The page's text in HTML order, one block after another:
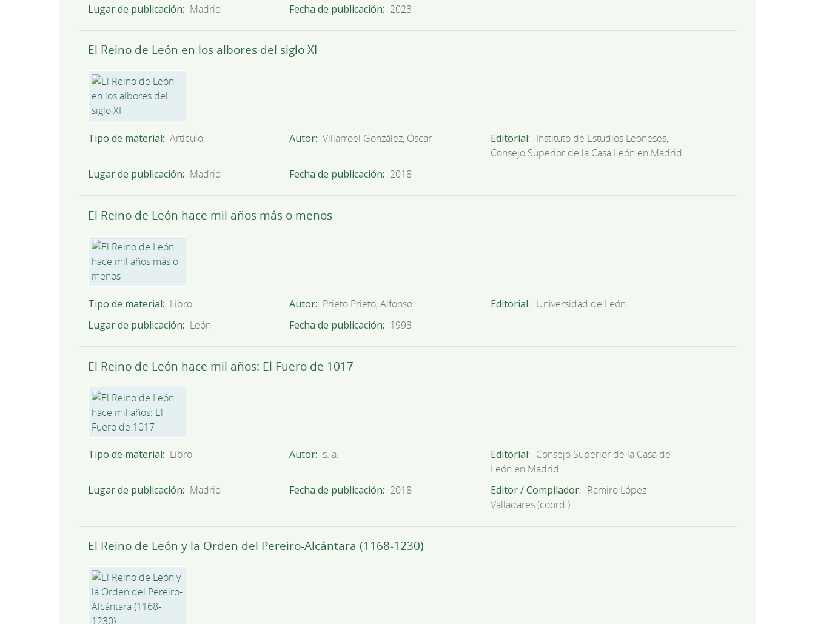
Lugar de publicación
Madrid Fecha de publicación 2023
El Reino de León en los albores del siglo XI
Tipo de material Artículo Autor Villarroel González, Óscar Editorial
Instituto de Estudios Leoneses,
Consejo Superior de la Casa León en Madrid
Lugar de publicación
Madrid Fecha de publicación 2018
El Reino de León hace mil años más o menos
Tipo de material Libro Autor Prieto Prieto, Alfonso Editorial
Universidad de León
Lugar de publicación
León Fecha de publicación 1993
El Reino de León hace mil años: El Fuero de 1017
Tipo de material Libro Autor s. a. Editorial
Consejo Superior de la Casa de
León en Madrid
Lugar de publicación
Madrid Fecha de publicación 2018 Editor / Compilador
Ramiro López
Valladares (coord.)
El Reino de León y la Orden del Pereiro-Alcántara (1168-1230)